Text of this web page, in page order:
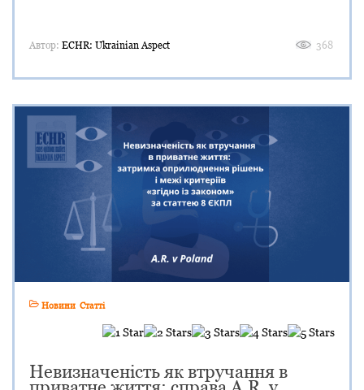
Автор: ECHR: Ukrainian Aspect 368
Новини Статті
Невизначеність як втручання в